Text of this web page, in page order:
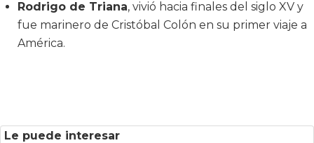
Rodrigo de Triana, vivió hacia finales del siglo XV y
fue marinero de Cristóbal Colón en su primer viaje a
América.
Le puede interesar